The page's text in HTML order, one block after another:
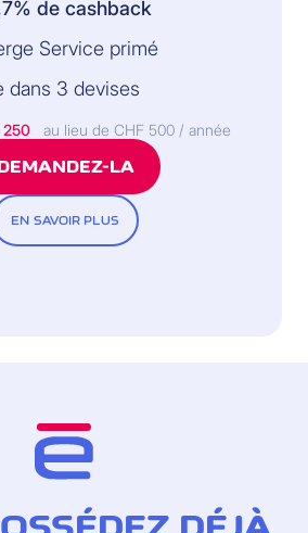
informations et les
contraignantes dans les
d’Assurance.
avec la Cornèrcard Gold et
de cashback
Service primé
dans 3 devises
250 au lieu de CHF 500 / année
LA
EN SAVOIR PLUS